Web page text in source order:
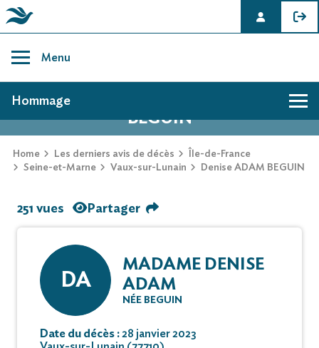
content
Menu
AVIS DE DÉCÈS DE DENISE ADAM
BEGUIN
Home Les derniers avis de décès
Île-de-France
Seine-et-Marne
Vaux-sur-Lunain Denise ADAM BEGUIN
Hommage
251 vues Partager
DA
MADAME DENISE
ADAM
NÉE BEGUIN
Date du décès :28 janvier 2023